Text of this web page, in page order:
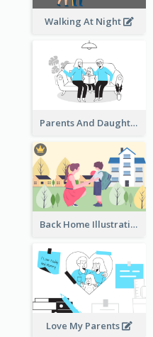
Walking At Night
Parents And Daughter
Back Home Illustration
Love My Parents